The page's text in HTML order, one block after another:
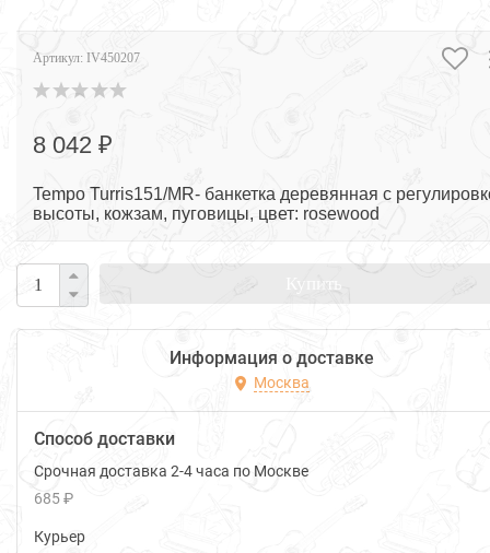
Артикул: IV450207
8 042 ₽
Tempo Turris151/MR- банкетка деревянная с
высоты, кожзам, пуговицы, цвет: rosewood
Купить
Информация о доставке
Москва
Способ доставки
Срочная доставка 2-4 часа по Москве
685 ₽
Курьер